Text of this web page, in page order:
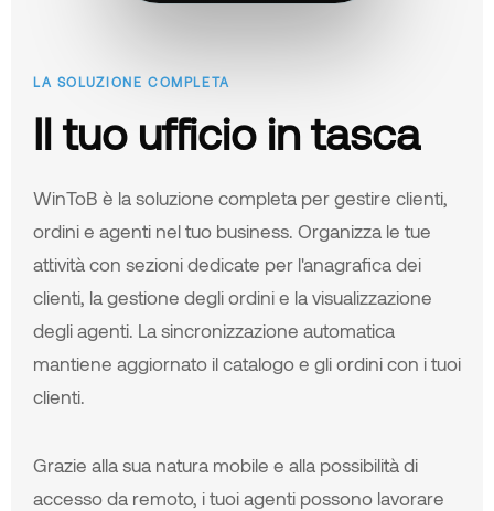
LA SOLUZIONE COMPLETA
Il tuo ufficio in tasca
WinToB è la soluzione completa per gestire clienti,
ordini e agenti nel tuo business. Organizza le tue
attività con sezioni dedicate per l'anagrafica dei
clienti, la gestione degli ordini e la visualizzazione
degli agenti. La sincronizzazione automatica
mantiene aggiornato il catalogo e gli ordini con i tuoi
clienti.
Grazie alla sua natura mobile e alla possibilità di
accesso da remoto, i tuoi agenti possono lavorare